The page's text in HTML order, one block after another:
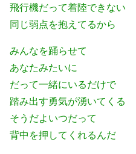
飛行機だって着陸できない
同じ弱点を抱えてるから
みんなを踊らせて
あなたみたいに
だって一緒にいるだけで
踏み出す勇気が湧いてくる
そうだよいつだって
背中を押してくれるんだ